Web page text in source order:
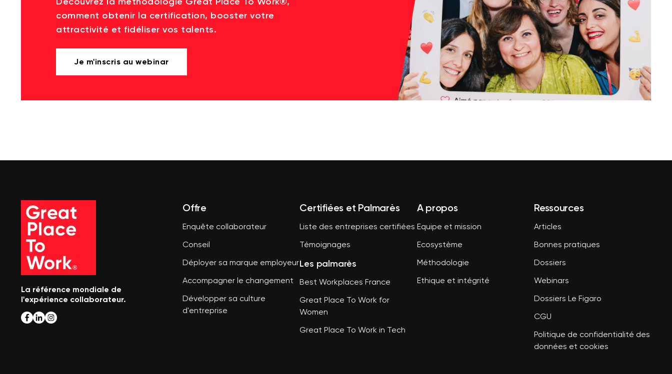
comment obtenir la certification, booster votre
attractivité et fidéliser vos talents.
Je m'inscris au webinar
La référence mondiale de
l'expérience collaborateur.
Offre
Enquête collaborateur
Conseil
Déployer sa marque employeur
Accompagner le changement
Développer sa culture
d'entreprise
Certifiées et Palmarès
Liste des entreprises certifiées
Témoignages
Les palmarès
Best Workplaces France
Great Place To Work for
Women
Great Place To Work in Tech
A propos
Equipe et mission
Ecosystème
Méthodologie
Ethique et intégrité
Ressources
Articles
Bonnes pratiques
Dossiers
Webinars
Dossiers Le Figaro
CGU
Politique de confidentialité des
données et cookies